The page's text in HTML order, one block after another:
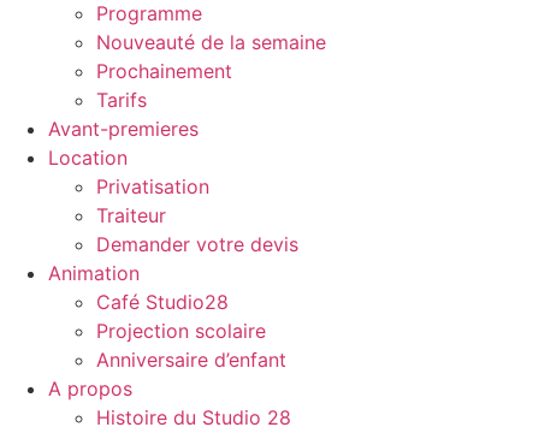
Programme
Nouveauté de la semaine
Prochainement
Tarifs
Avant-premieres
Location
Privatisation
Traiteur
Demander votre devis
Animation
Café Studio28
Projection scolaire
Anniversaire d’enfant
A propos
Histoire du Studio 28